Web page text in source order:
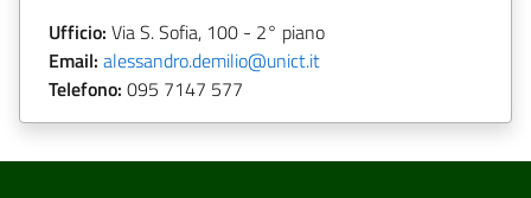
Ufficio: Via S. Sofia, 100 - 2° piano
Email: alessandro.demilio@unict.it
Telefono: 095 7147 577